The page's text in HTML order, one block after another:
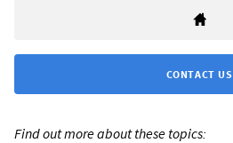
CONTACT US
Find out more about these topics: